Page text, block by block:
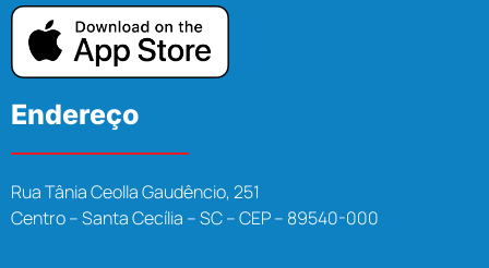
Endereço
Rua Tânia Ceolla Gaudêncio, 251
Centro – Santa Cecília – SC – CEP – 89540-000